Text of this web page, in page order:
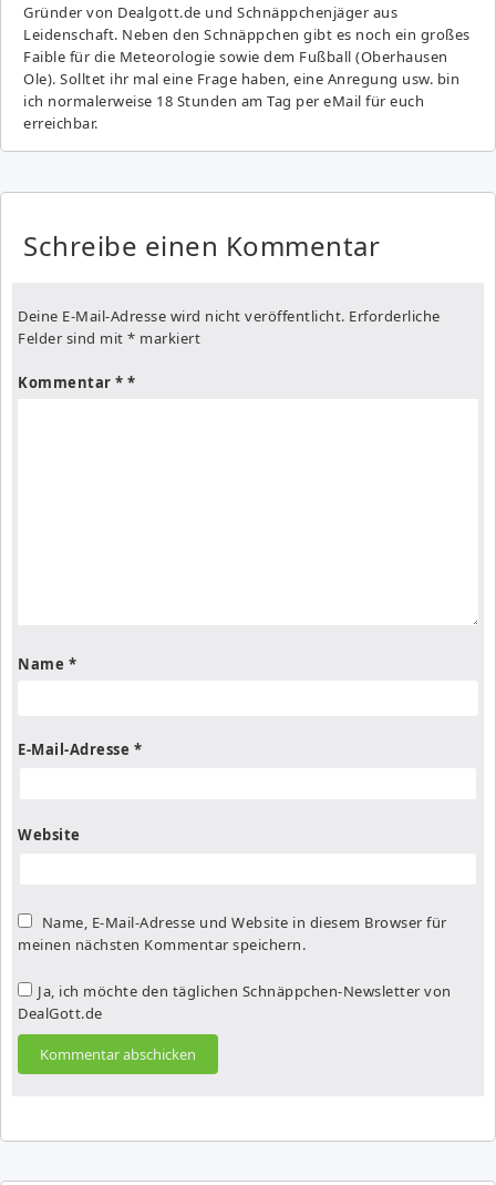
Gründer von Dealgott.de und Schnäppchenjäger aus
Leidenschaft. Neben den Schnäppchen gibt es noch ein großes
Fai­ble für die Meteorologie sowie dem Fußball (Oberhausen
Ole). Solltet ihr mal eine Frage haben, eine Anregung usw. bin
ich normalerweise 18 Stunden am Tag per eMail für euch
erreichbar.
Schreibe einen Kommentar
Deine E-Mail-Adresse wird nicht veröffentlicht. Erforderliche
Felder sind mit * markiert
Kommentar *
Name *
E-Mail-Adresse *
Website
Name, E-Mail-Adresse und Website in diesem Browser für
meinen nächsten Kommentar speichern.
Ja, ich möchte den täglichen Schnäppchen-Newsletter von
DealGott.de